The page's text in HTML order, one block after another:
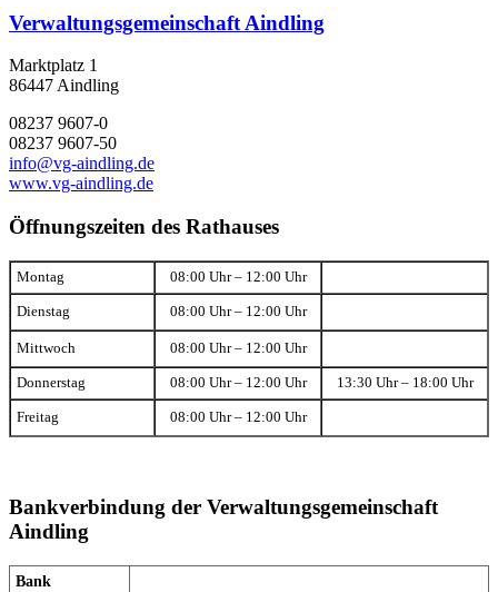
Verwaltungsgemeinschaft Aindling
Marktplatz 1
86447 Aindling
08237 9607-0
08237 9607-50
info@vg-aindling.de
www.vg-aindling.de
Öffnungszeiten des Rathauses
Montag 08:00 Uhr – 12:00 Uhr
Dienstag 08:00 Uhr – 12:00 Uhr
Mittwoch 08:00 Uhr – 12:00 Uhr
Donnerstag 08:00 Uhr – 12:00 Uhr 13:30 Uhr – 18:00 Uhr
Freitag 08:00 Uhr – 12:00 Uhr
Bankverbindung der Verwaltungsgemeinschaft
Aindling
Bank